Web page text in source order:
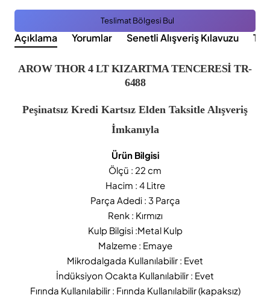
Teslimat Bölgesi Bul
Açıklama Yorumlar Senetli Alışveriş Kılavuzu
AROW THOR 4 LT KIZARTMA TENCERESİ TR-
6488
Peşinatsız Kredi Kartsız Elden Taksitle Alışveriş
İmkanıyla
Ürün Bilgisi
Ölçü : 22 cm
Hacim : 4 Litre
Parça Adedi : 3 Parça
Renk : Kırmızı
Kulp Bilgisi :Metal Kulp
Malzeme : Emaye
Mikrodalgada Kullanılabilir : Evet
İndüksiyon Ocakta Kullanılabilir : Evet
Fırında Kullanılabilir : Fırında Kullanılabilir (kapaksız)